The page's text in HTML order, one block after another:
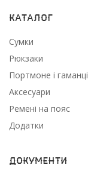
Каталог
Сумки
Рюкзаки
Портмоне і гаманці
Аксесуари
Ремені на пояс
Додатки
Документи